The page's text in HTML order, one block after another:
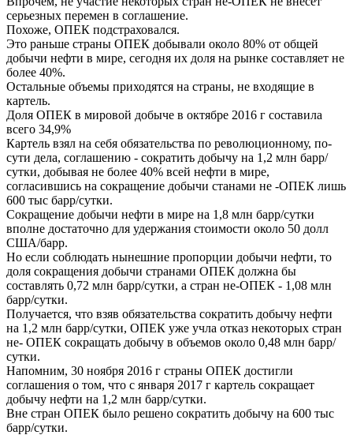
серьезных перемен в соглашение.
Похоже, ОПЕК подстраховался.
Это раньше страны ОПЕК добывали около 80% от общей
добычи нефти в мире, сегодня их доля на рынке составляет не
более 40%.
Остальные объемы приходятся на страны, не входящие в
картель.
Доля ОПЕК в мировой добыче в октябре 2016 г составила
всего 34,9%
Картель взял на себя обязательства по революционному, по-
сути дела, соглашению - сократить добычу на 1,2 млн барр/
сутки, добывая не более 40% всей нефти в мире,
согласившись на сокращение добычи станами не -ОПЕК лишь
600 тыс барр/сутки.
Сокращение добычи нефти в мире на 1,8 млн барр/сутки
вполне достаточно для удержания стоимости около 50 долл
США/барр.
Но если соблюдать нынешние пропорции добычи нефти, то
доля сокращения добычи странами ОПЕК должна бы
составлять 0,72 млн барр/сутки, а стран не-ОПЕК - 1,08 млн
барр/сутки.
Получается, что взяв обязательства сократить добычу нефти
на 1,2 млн барр/сутки, ОПЕК уже учла отказ некоторых стран
не- ОПЕК сокращать добычу в объемов около 0,48 млн барр/
сутки.
Напомним, 30 ноября 2016 г страны ОПЕК достигли
соглашения о том, что с января 2017 г картель сокращает
добычу нефти на 1,2 млн барр/сутки.
Вне стран ОПЕК было решено сократить добычу на 600 тыс
барр/сутки.